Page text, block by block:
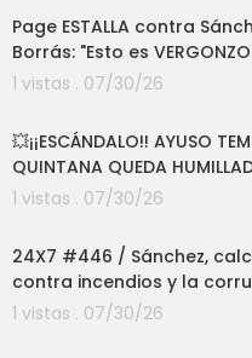
Page ESTALLA contra
Borrás: "Esto es
1 vistas . 07/30/26
💥¡¡ESCÁNDALO!! AYUSO
QUINTANA QUEDA
1 vistas . 07/30/26
24X7 #446 / Sánchez,
contra incendios y la
1 vistas . 07/30/26